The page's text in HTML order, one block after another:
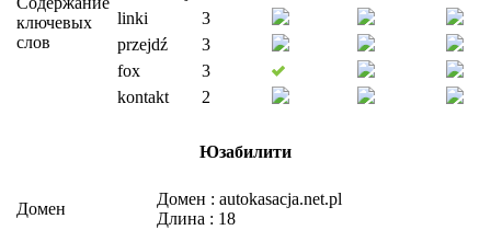
ключевых
слов
linki
3
przejdź
3
fox
3
kontakt
2
Юзабилити
Домен
Домен : autokasacja.net.pl
Длина : 18